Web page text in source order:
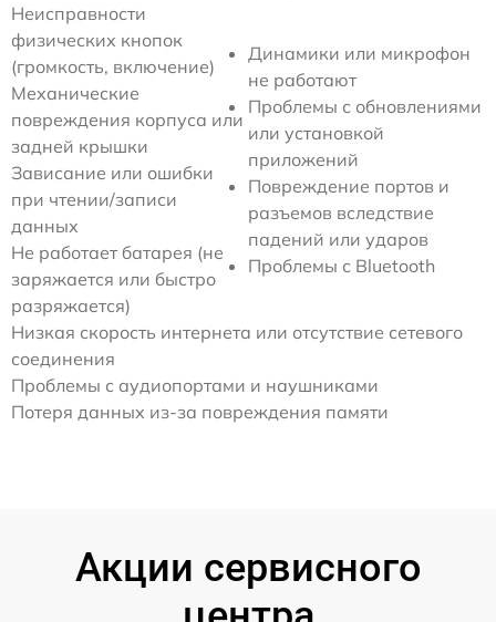
Неисправности
физических кнопок
(громкость, включение)
Механические
повреждения корпуса или
задней крышки
Зависание или ошибки
при чтении/записи
данных
Не работает батарея (не
заряжается или быстро
разряжается)
Динамики или микрофон
не работают
Проблемы с обновлениями
или установкой
приложений
Повреждение портов и
разъемов вследствие
падений или ударов
Проблемы с Bluetooth
Низкая скорость интернета или отсутствие сетевого
соединения
Проблемы с аудиопортами и наушниками
Потеря данных из-за повреждения памяти
Акции сервисного